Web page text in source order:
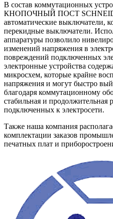
В состав коммутационных
КНОПОЧНЫЙ ПОСТ
автоматические выключатели,
перекидные выключатели.
аппаратуры позволило
изменений напряжения в
повреждений подключенных
электронные устройства
микросхем, которые крайне
напряжения и могут быстро
благодаря коммутационному
стабильная и продолжительная
подключенных к электросети.
Также наша компания
комплектации заказов
печатных плат и